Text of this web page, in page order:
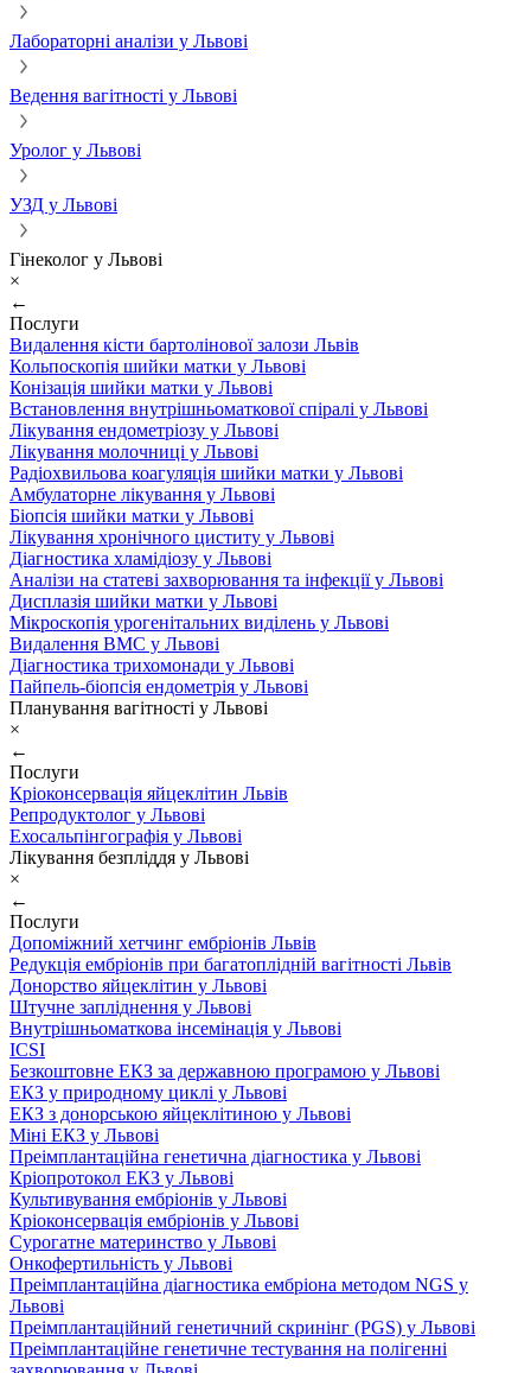
Лабораторні аналізи у Львові
Ведення вагітності у Львові
Уролог у Львові
УЗД у Львові
Гінеколог у Львові
×
←
Послуги
Видалення кісти бартолінової залози Львів
Кольпоскопія шийки матки у Львові
Конізація шийки матки у Львові
Встановлення внутрішньоматкової спіралі у Львові
Лікування ендометріозу у Львові
Лікування молочниці у Львові
Радіохвильова коагуляція шийки матки у Львові
Амбулаторне лікування у Львові
Біопсія шийки матки у Львові
Лікування хронічного циститу у Львові
Діагностика хламідіозу у Львові
Аналізи на статеві захворювання та інфекції у Львові
Дисплазія шийки матки у Львові
Мікроскопія урогенітальних виділень у Львові
Видалення ВМС у Львові
Діагностика трихомонади у Львові
Пайпель-біопсія ендометрія у Львові
Планування вагітності у Львові
×
←
Послуги
Кріоконсервація яйцеклітин Львів
Репродуктолог у Львові
Ехосальпінгографія у Львові
Лікування безпліддя у Львові
×
←
Послуги
Допоміжний хетчинг ембріонів Львів
Редукція ембріонів при багатоплідній вагітності Львів
Донорство яйцеклітин у Львові
Штучне запліднення у Львові
Внутрішньоматкова інсемінація у Львові
ICSI
Безкоштовне ЕКЗ за державною програмою у Львові
ЕКЗ у природному циклі у Львові
ЕКЗ з донорською яйцеклітиною у Львові
Міні ЕКЗ у Львові
Преімплантаційна генетична діагностика у Львові
Кріопротокол ЕКЗ у Львові
Культивування ембріонів у Львові
Кріоконсервація ембріонів у Львові
Сурогатне материнство у Львові
Онкофертильність у Львові
Преімплантаційна діагностика ембріона методом NGS у
Львові
Преімплантаційний генетичний скринінг (PGS) у Львові
Преімплантаційне генетичне тестування на полігенні